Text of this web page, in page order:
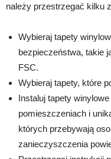
należy przestrzegać kilku
Wybieraj tapety
bezpieczeństwa, takie
FSC.
Wybieraj tapety, które
Instaluj tapety
pomieszczeniach i
których przebywają
zanieczyszczenia